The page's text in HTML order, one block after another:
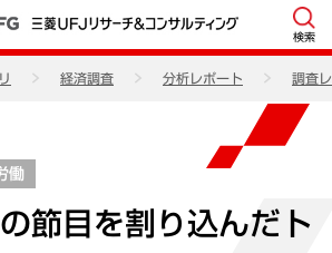
検索
経済調査 分析レポート 調査
働
節目を割り込んだト